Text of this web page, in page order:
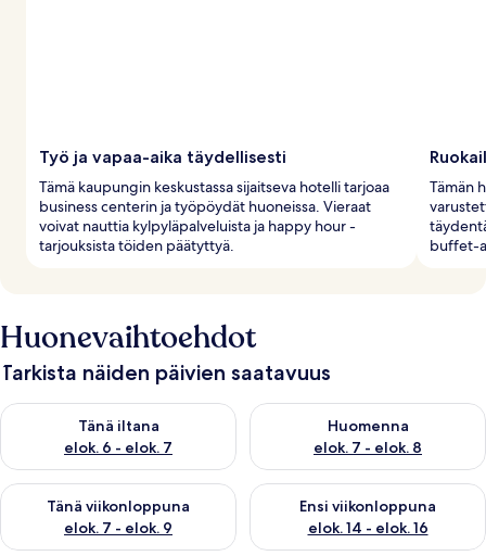
Työ ja vapaa-aika täydellisesti
Tämä kaupungin keskustassa sijaitseva hotelli tarjoaa
business centerin ja työpöydät huoneissa. Vieraat
voivat nauttia kylpyläpalveluista ja happy hour -
tarjouksista töiden päätyttyä.
Tämän
buffet-
Huonevaihtoehdot
Tarkista näiden päivien saatavuus
Tänä iltana
elok. 6 - elok. 7
Tarkista tämän illan saatavuus elok. 6 - elok. 7
Huomenna
elok. 7 - elok. 8
Tarkista huomisen saatavuus
Tänä viikonloppuna
elok. 7 - elok. 9
Tarkista tämän viikonlopun saatavuus elok. 7 - elok. 9
Ensi viikonloppuna
elok. 14 - elok. 16
Tarkista ensi viikonlopun